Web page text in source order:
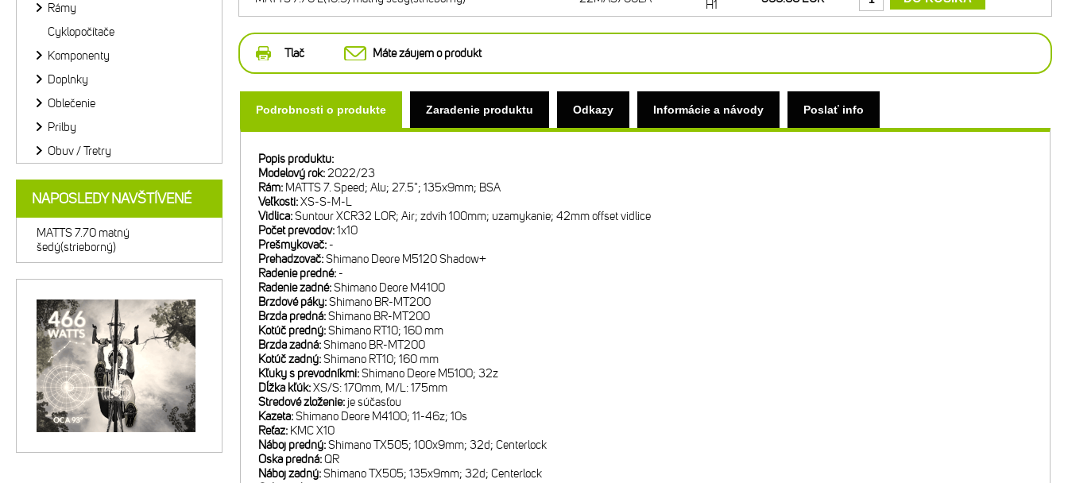
H1
Tlač Máte záujem o produkt
Podrobnosti o produkte Zaradenie produktu Odkazy Informácie a návody Poslať info
Popis produktu:
Modelový rok:2022/23
Rám: MATTS 7. Speed; Alu; 27.5"; 135x9mm; BSA
Veľkosti:XS-S-M-L
Vidlica:Suntour XCR32 LOR; Air; zdvih 100mm; uzamykanie; 42mm offset vidlice
Počet prevodov:1x10
Prešmykovač: -
Prehadzovač:Shimano Deore M5120 Shadow+
Radenie predné: -
Radenie zadné:Shimano Deore M4100
Brzdové páky:Shimano BR-MT200
Brzda predná:Shimano BR-MT200
Kotúč predný:Shimano RT10; 160 mm
Brzda zadná:Shimano BR-MT200
Kotúč zadný:Shimano RT10; 160 mm
Kľuky s prevodníkmi:Shimano Deore M5100; 32z
Dĺžka kľúk:XS/S: 170mm, M/L: 175mm
Stredové zloženie: je súčasťou
Kazeta:Shimano Deore M4100; 11-46z; 10s
Reťaz: KMC X10
Náboj predný:Shimano TX505; 100x9mm; 32d; Centerlock
Oska predná:QR
Náboj zadný:Shimano TX505; 135x9mm; 32d; Centerlock
Rámy
Cyklopočítače
Komponenty
Doplnky
Oblečenie
Prilby
Obuv / Tretry
NAPOSLEDY NAVŠTÍVENÉ
MATTS 7.70 matný
šedý(strieborný)